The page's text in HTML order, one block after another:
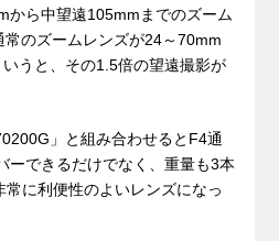
から中望遠105mmまでのズーム
のズームレンズが24～70mm
うと、その1.5倍の望遠撮影が
」と組み合わせるとF4通
ーできるだけでなく、重量も3本
に利便性のよいレンズになっ